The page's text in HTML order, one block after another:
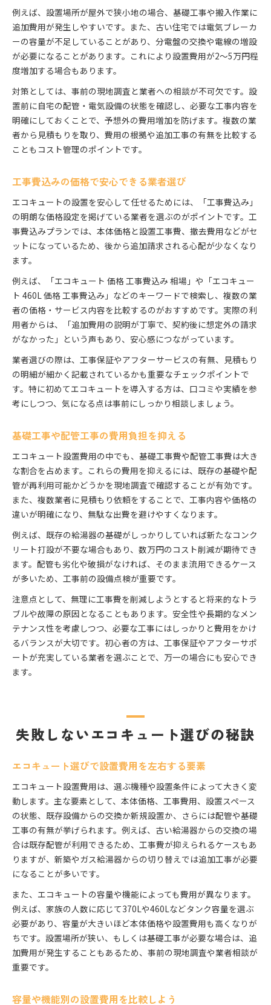
例えば、設置場所が屋外で狭小地の場合、基礎工事や搬入作業に
追加費用が発生しやすいです。また、古い住宅では電気ブレーカ
ーの容量が不足していることがあり、分電盤の交換や電線の増設
が必要になることがあります。これにより設置費用が2〜5万円程
度増加する場合もあります。
対策としては、事前の現地調査と業者への相談が不可欠です。設
置前に自宅の配管・電気設備の状態を確認し、必要な工事内容を
明確にしておくことで、予想外の費用増加を防げます。複数の業
者から見積もりを取り、費用の根拠や追加工事の有無を比較する
こともコスト管理のポイントです。
工事費込みの価格で安心できる業者選び
エコキュートの設置を安心して任せるためには、「工事費込み」
の明朗な価格設定を掲げている業者を選ぶのがポイントです。工
事費込みプランでは、本体価格と設置工事費、撤去費用などがセ
ットになっているため、後から追加請求される心配が少なくなり
ます。
例えば、「エコキュート 価格 工事費込み 相場」や「エコキュー
ト 460L 価格 工事費込み」などのキーワードで検索し、複数の業
者の価格・サービス内容を比較するのがおすすめです。実際の利
用者からは、「追加費用の説明が丁寧で、契約後に想定外の請求
がなかった」という声もあり、安心感につながっています。
業者選びの際は、工事保証やアフターサービスの有無、見積もり
の明細が細かく記載されているかも重要なチェックポイントで
す。特に初めてエコキュートを導入する方は、口コミや実績を参
考にしつつ、気になる点は事前にしっかり相談しましょう。
基礎工事や配管工事の費用負担を抑える
エコキュート設置費用の中でも、基礎工事費や配管工事費は大き
な割合を占めます。これらの費用を抑えるには、既存の基礎や配
管が再利用可能かどうかを現地調査で確認することが有効です。
また、複数業者に見積もり依頼をすることで、工事内容や価格の
違いが明確になり、無駄な出費を避けやすくなります。
例えば、既存の給湯器の基礎がしっかりしていれば新たなコンク
リート打設が不要な場合もあり、数万円のコスト削減が期待でき
ます。配管も劣化や破損がなければ、そのまま流用できるケース
が多いため、工事前の設備点検が重要です。
注意点として、無理に工事費を削減しようとすると将来的なトラ
ブルや故障の原因となることもあります。安全性や長期的なメン
テナンス性を考慮しつつ、必要な工事にはしっかりと費用をかけ
るバランスが大切です。初心者の方は、工事保証やアフターサポ
ートが充実している業者を選ぶことで、万一の場合にも安心でき
ます。
失敗しないエコキュート選びの秘訣
エコキュート選びで設置費用を左右する要素
エコキュート設置費用は、選ぶ機種や設置条件によって大きく変
動します。主な要素として、本体価格、工事費用、設置スペース
の状態、既存設備からの交換か新規設置か、さらには配管や基礎
工事の有無が挙げられます。例えば、古い給湯器からの交換の場
合は既存配管が利用できるため、工事費が抑えられるケースもあ
りますが、新築やガス給湯器からの切り替えでは追加工事が必要
になることが多いです。
また、エコキュートの容量や機能によっても費用が異なります。
例えば、家族の人数に応じて370Lや460Lなどタンク容量を選ぶ
必要があり、容量が大きいほど本体価格や設置費用も高くなりが
ちです。設置場所が狭い、もしくは基礎工事が必要な場合は、追
加費用が発生することもあるため、事前の現地調査や業者相談が
重要です。
容量や機能別の設置費用を比較しよう